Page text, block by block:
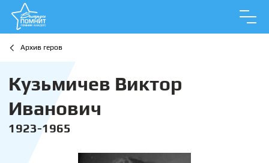
Архив геров
Кузьмичев Виктор
Иванович
1923-1965